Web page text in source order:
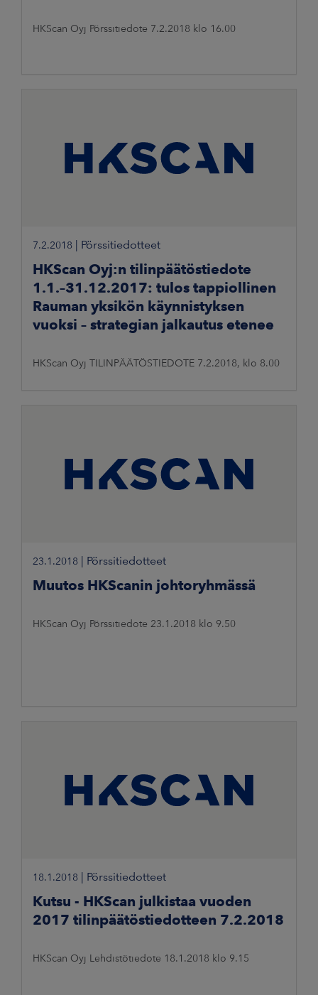
HKScan Oyj Pörssitiedote 7.2.2018 klo 16.00
7.2.2018 Pörssitiedotteet
HKScan Oyj:n tilinpäätöstiedote
1.1.–31.12.2017: tulos tappiollinen
Rauman yksikön käynnistyksen
vuoksi – strategian jalkautus etenee
HKScan Oyj TILINPÄÄTÖSTIEDOTE 7.2.2018, klo 8.00
23.1.2018 Pörssitiedotteet
Muutos HKScanin johtoryhmässä
HKScan Oyj Pörssitiedote 23.1.2018 klo 9.50
18.1.2018 Pörssitiedotteet
Kutsu - HKScan julkistaa vuoden
2017 tilinpäätöstiedotteen 7.2.2018
HKScan Oyj Lehdistötiedote 18.1.2018 klo 9.15